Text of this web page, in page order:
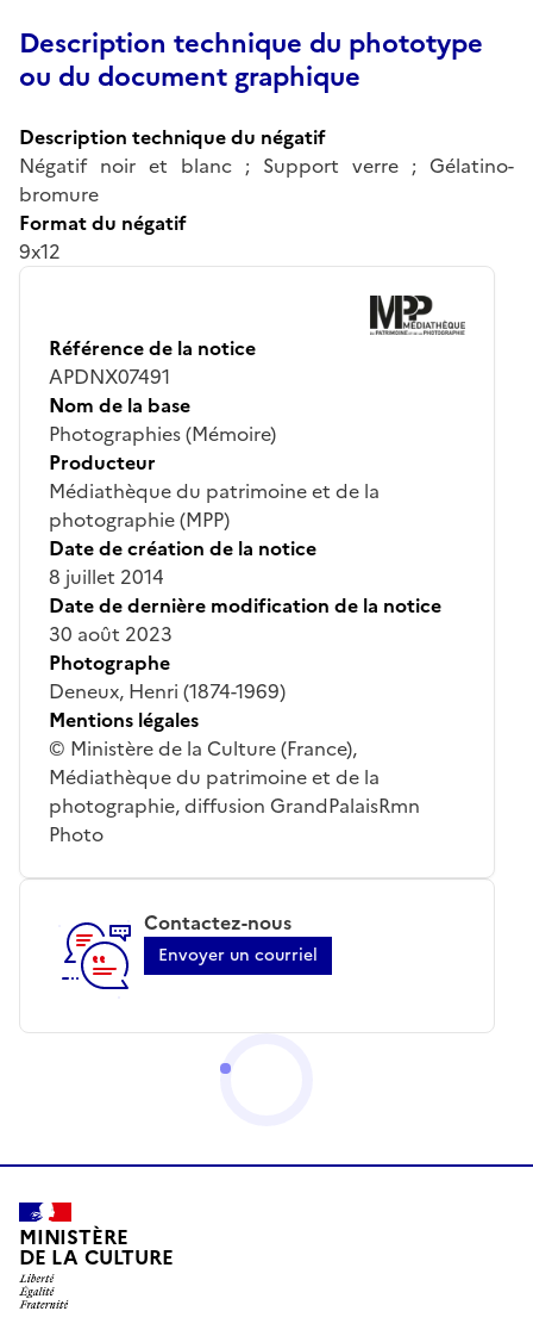
Description technique du phototype
ou du document graphique
Description technique du négatif
Négatif noir et blanc ; Support verre ; Gélatino-
bromure
Format du négatif
9x12
Référence de la notice
APDNX07491
Nom de la base
Photographies (Mémoire)
Producteur
Médiathèque du patrimoine et de la
photographie (MPP)
Date de création de la notice
8 juillet 2014
Date de dernière modification de la notice
30 août 2023
Photographe
Deneux, Henri (1874-1969)
Mentions légales
© Ministère de la Culture (France),
Médiathèque du patrimoine et de la
photographie, diffusion GrandPalaisRmn
Photo
Contactez-nous
Envoyer un courriel
MINISTÈRE
DE LA CULTURE